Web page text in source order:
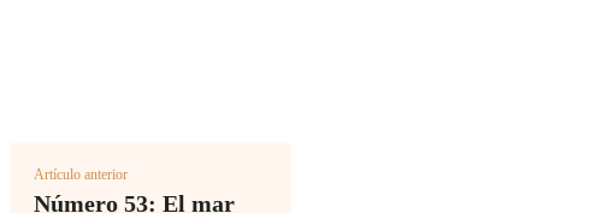
Artículo anterior
Número 53: El mar